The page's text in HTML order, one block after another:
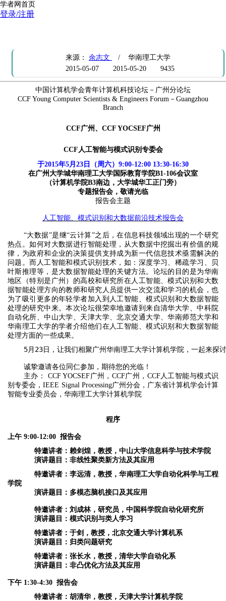
学者网首页
登录/注册
来源： 余志文
/ 华南理工大学
2015-05-07
2015-05-20 9435
中国计算机学会青年计算机科技论坛－广州分论坛
CCF Young Computer Scientists & Engineers Forum －Guangzhou
Branch
CCF广州、CCF YOCSEF广州
CCF 人工智能与模式识别专委会
于2015年5月23日（周六）9:00-12:00 13:30-16:30
在广州大学城华南理工大学国际教育学院B1-106会议室
（计算机学院B3南边，大学城华工正门旁）
专题报告会，敬请光临
报告会主题
人工智能、模式识别和大数据前沿技术报告会
“大数据”是继“云计算”之后，在信息科技领域出现的一个研究
热点。如何对大数据进行智能处理，从大数据中挖掘出有价值的规
律，为政府和企业的决策提供支持成为新一代信息技术亟需解决的
问题。而人工智能和模式识别技术，如：深度学习、稀疏学习、贝
叶斯推理等，是大数据智能处理的关键方法。论坛的目的是为华南
地区（特别是广州）的高校和研究所在人工智能、模式识别和大数
据智能处理方向的教师和研究人员提供一次交流和学习的机会，也
为了吸引更多的年轻学者加入到人工智能、模式识别和大数据智能
处理的研究中来。本次论坛很荣幸地邀请到来自清华大学、中科院
自动化所、中山大学、天津大学、北京交通大学、华南师范大学和
华南理工大学的学者介绍他们在人工智能、模式识别和大数据智能
处理方面的一些成果。
5月23日，让我们相聚广州华南理工大学计算机学院，一起来探
诚挚邀请各位同仁参加，期待您的光临！
主办： CCF YOCSEF广州，CCF广州，CCF人工智能与模式识
别专委会，IEEE Signal Processing广州分会，广东省计算机学会计算
智能专业委员会，华南理工大学计算机学院
程序
上午 9:00-12:00 报告会
特邀讲者：赖剑煌，教授，中山大学信息科学与技术学院
演讲题目：非线性聚类新方法及其应用
特邀讲者：李远清，教授，华南理工大学自动化科学与工程
学院
演讲题目：多模态脑机接口及其应用
特邀讲者：刘成林， 研究员，中国科学院自动化研究所
演讲题目： 模式识别与类人学习
特邀讲者：于剑，教授，北京交通大学计算机系
演讲题目：归类问题研究
特邀讲者：张长水，教授，清华大学自动化系
演讲题目：非凸优化方法及其应用
下午 1:30-4:30 报告会
特邀讲者：胡清华，教授，天津大学计算机学院